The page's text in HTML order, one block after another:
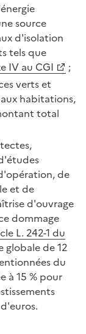
source
d'isolation
tels que
IV au CGI
;
verts et
habitations,
total
de
et de
d'ouvrage
dommage
L. 242-1 du
globale de 12
du
à 15 % pour